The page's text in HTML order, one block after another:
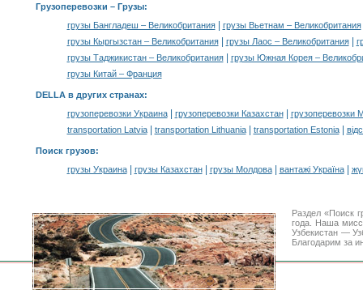
Грузоперевозки – Грузы:
грузы Бангладеш – Великобритания| грузы Вьетнам – Великобритания
грузы Кыргызстан – Великобритания| грузы Лаос – Великобритания|
грузы Таджикистан – Великобритания|
грузы Южная Корея –
грузы Китай – Франция
DELLA в других странах:
грузоперевозки Украина| грузоперевозки Казахстан|
грузоперевозки
transportation Latvia| transportation Lithuania| transportation Estonia|
Поиск грузов:
грузы Украина| грузы Казахстан| грузы Молдова| вантажі Україна|
Раздел «Поиск
года. Наша
Узбекистан —
Благодарим за